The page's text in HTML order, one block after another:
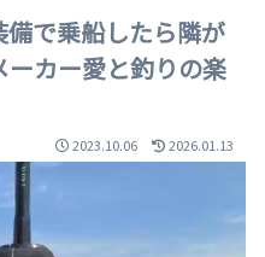
備で乗船したら隣が
カー愛と釣りの楽
2023.10.06 2026.01.13